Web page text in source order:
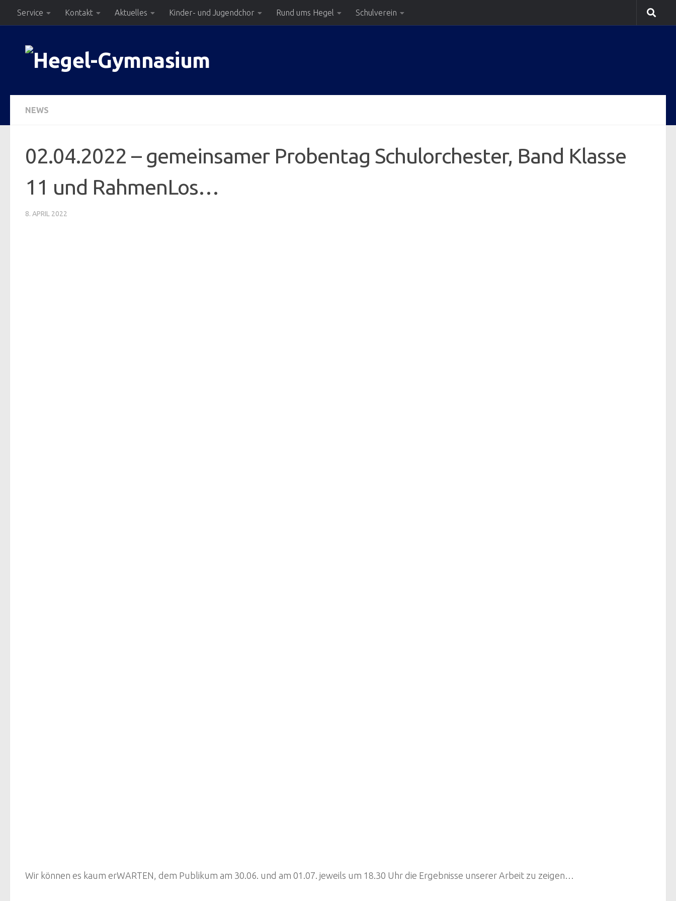
Zum Inhalt springen
Service Kontakt Aktuelles Kinder- und Jugendchor Rund ums Hegel Schulverein
NEWS
02.04.2022 – gemeinsamer Probentag Schulorchester, Band Klasse
11 und RahmenLos…
8. APRIL 2022
Wir können es kaum erWARTEN, dem Publikum am 30.06. und am 01.07. jeweils um 18.30 Uhr die Ergebnisse unserer Arbeit zu zeigen…